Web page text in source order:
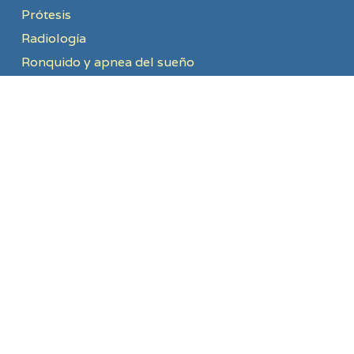
Prótesis
Radiología
Ronquido y apnea del sueño